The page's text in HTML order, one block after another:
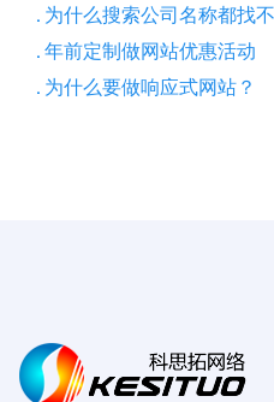
. 为什么搜索公司名称都找
. 年前定制做网站优惠活动
. 为什么要做响应式网站？